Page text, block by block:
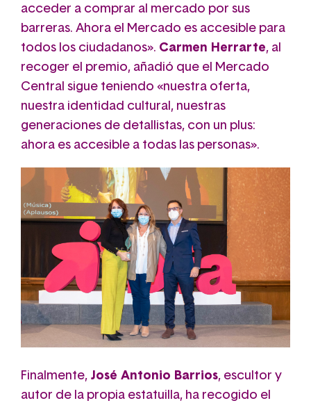
acceder a comprar al mercado por sus
barreras. Ahora el Mercado es accesible para
todos los ciudadanos». Carmen Herrarte, al
recoger el premio, añadió que el Mercado
Central sigue teniendo «nuestra oferta,
nuestra identidad cultural, nuestras
generaciones de detallistas, con un plus:
ahora es accesible a todas las personas».
Finalmente, José Antonio Barrios, escultor y
autor de la propia estatuilla, ha recogido el